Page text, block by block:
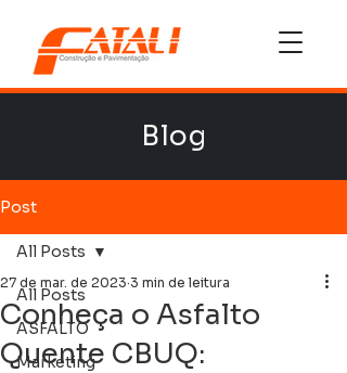
Blog
Post
All Posts
ASFALTO
Marketing
All Posts
Conheça o Asfalto
Quente CBUQ:
27 de mar. de 2023 3 min de leitura